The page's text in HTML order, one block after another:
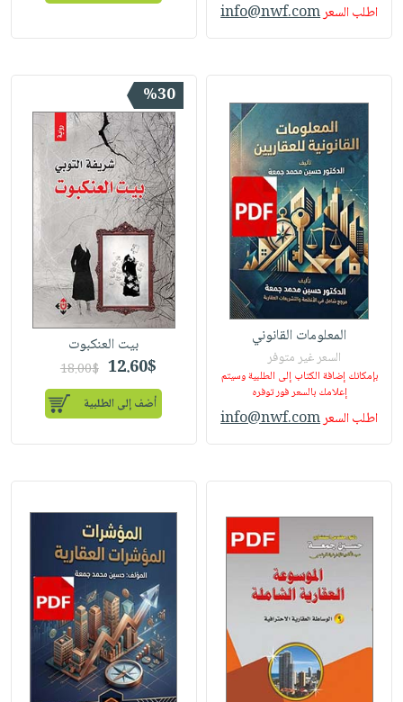
اطلب السعرinfo@nwf.com
المعلومات القانوني
السعر غير متوفر
بإمكانك إضافة الكتاب إلى الطلبية وسيتم
إعلامك بالسعر فور توفره
اطلب السعرinfo@nwf.com
%30
بيت العنكبوت
12.60$
18.00$
أضف إلى الطلبية